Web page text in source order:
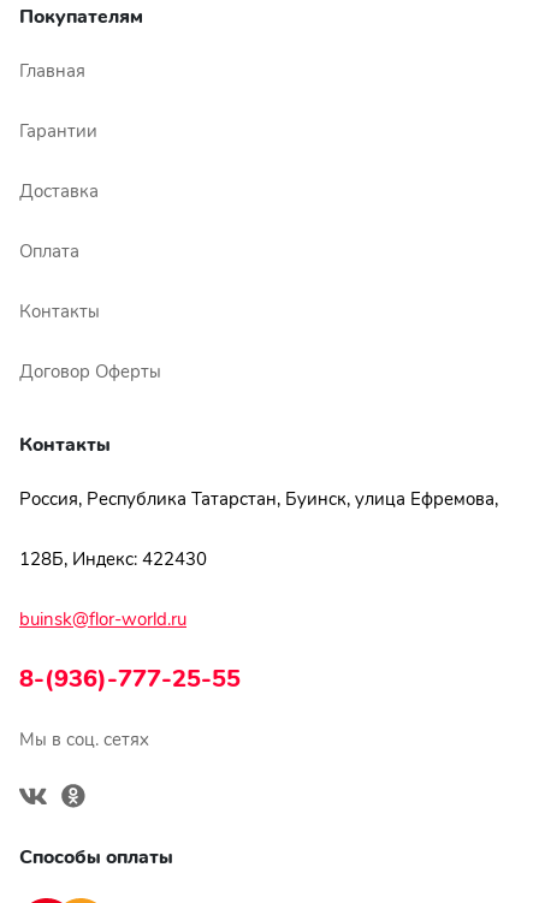
Покупателям
Главная
Гарантии
Доставка
Оплата
Контакты
Договор Оферты
Контакты
Россия, Республика Татарстан, Буинск, улица Ефремова,
128Б, Индекс: 422430
buinsk@flor-world.ru
8-(936)-777-25-55
Мы в соц. сетях
Способы оплаты